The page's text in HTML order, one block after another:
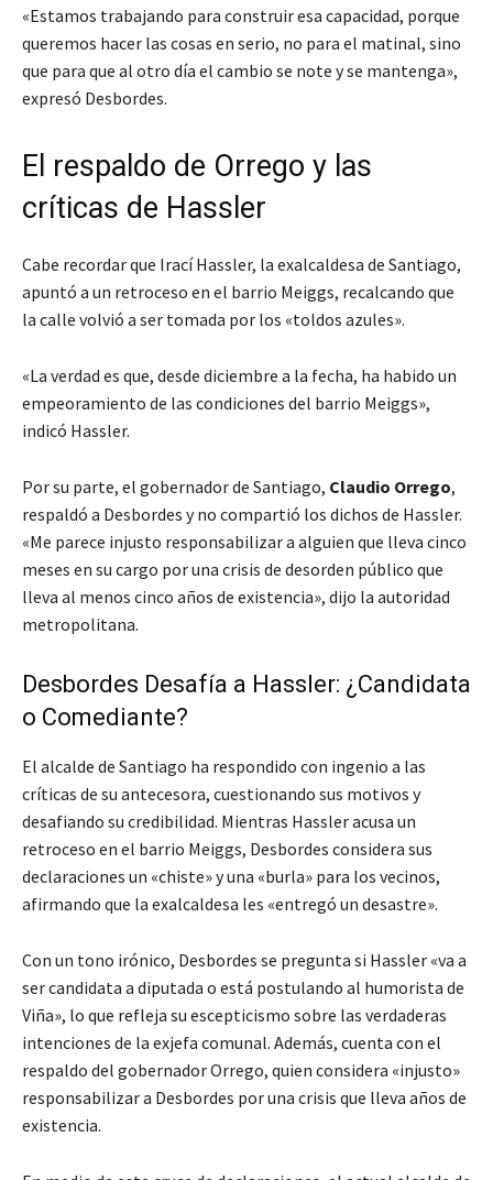
«Estamos trabajando para construir esa capacidad, porque
queremos hacer las cosas en serio, no para el matinal, sino
que para que al otro día el cambio se note y se mantenga»,
expresó Desbordes.
El respaldo de Orrego y las
críticas de Hassler
Cabe recordar que Irací Hassler, la exalcaldesa de Santiago,
apuntó a un retroceso en el barrio Meiggs, recalcando que
la calle volvió a ser tomada por los «toldos azules».
«La verdad es que, desde diciembre a la fecha, ha habido un
empeoramiento de las condiciones del barrio Meiggs»,
indicó Hassler.
Por su parte, el gobernador de Santiago, Claudio Orrego,
respaldó a Desbordes y no compartió los dichos de Hassler.
«Me parece injusto responsabilizar a alguien que lleva cinco
meses en su cargo por una crisis de desorden público que
lleva al menos cinco años de existencia», dijo la autoridad
metropolitana.
Desbordes Desafía a Hassler: ¿Candidata
o Comediante?
El alcalde de Santiago ha respondido con ingenio a las
críticas de su antecesora, cuestionando sus motivos y
desafiando su credibilidad. Mientras Hassler acusa un
retroceso en el barrio Meiggs, Desbordes considera sus
declaraciones un «chiste» y una «burla» para los vecinos,
afirmando que la exalcaldesa les «entregó un desastre».
Con un tono irónico, Desbordes se pregunta si Hassler «va a
ser candidata a diputada o está postulando al humorista de
Viña», lo que refleja su escepticismo sobre las verdaderas
intenciones de la exjefa comunal. Además, cuenta con el
respaldo del gobernador Orrego, quien considera «injusto»
responsabilizar a Desbordes por una crisis que lleva años de
existencia.